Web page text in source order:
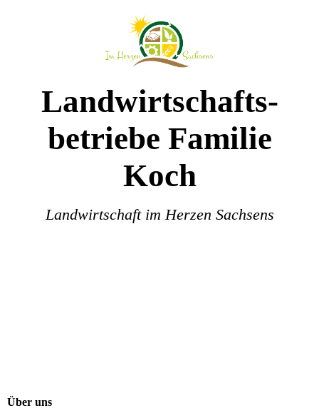
Landwirtschafts-
betriebe Familie
Koch
Landwirtschaft im Herzen Sachsens
Über uns